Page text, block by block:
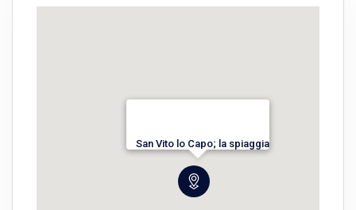
San Vito lo Capo; la spiaggia